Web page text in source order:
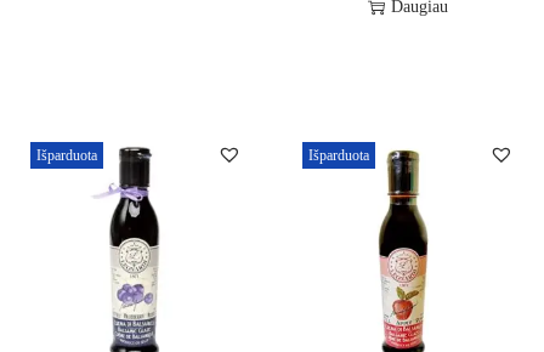
Daugiau
Išparduota Išparduota